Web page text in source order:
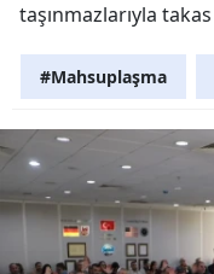
taşınmazlarıyla
#Mahsuplaşma